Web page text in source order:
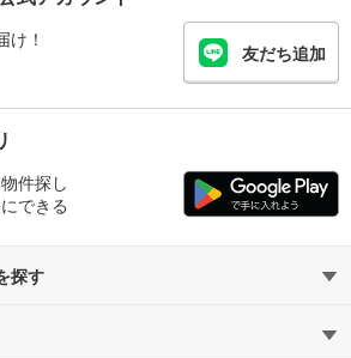
け！
友だち追加
件探し
できる
探す